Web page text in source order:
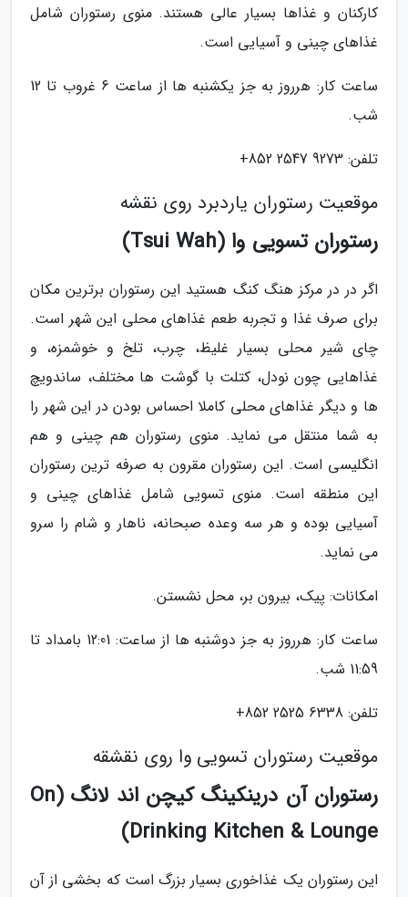
کارکنان و غذاها بسیار عالی هستند. منوی رستوران شامل
غذاهای چینی و آسیایی است.
ساعت کار: هرروز به جز یکشنبه ها از ساعت 6 غروب تا 12
شب.
تلفن: 9273 2547 852+
موقعیت رستوران یاردبرد روی نقشه
رستوران تسویی وا (Tsui Wah)
اگر در در مرکز هنگ کنگ هستید این رستوران برترین مکان
برای صرف غذا و تجربه طعم غذاهای محلی این شهر است.
چای شیر محلی بسیار غلیظ، چرب، تلخ و خوشمزه، و
غذاهایی چون نودل، کتلت با گوشت ها مختلف، ساندویچ
ها و دیگر غذاهای محلی کاملا احساس بودن در این شهر را
به شما منتقل می نماید. منوی رستوران هم چینی و هم
انگلیسی است. این رستوران مقرون به صرفه ترین رستوران
این منطقه است. منوی تسویی شامل غذاهای چینی و
آسیایی بوده و هر سه وعده صبحانه، ناهار و شام را سرو
می نماید.
امکانات: پیک، بیرون بر، محل نشستن.
ساعت کار: هرروز به جز دوشنبه ها از ساعت: 12:01 بامداد تا
11:59 شب.
تلفن: 6338 2525 852+
موقعیت رستوران تسویی وا روی نقشقه
رستوران آن درینکینگ کیچن اند لانگ (On
Drinking Kitchen & Lounge)
این رستوران یک غذاخوری بسیار بزرگ است که بخشی از آن